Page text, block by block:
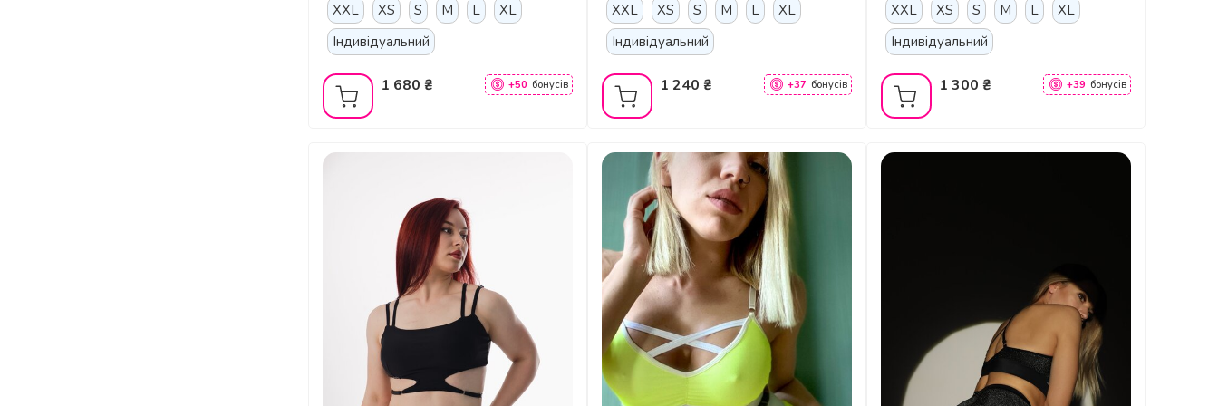
XXL XS S M L
XL
Індивідуальний
1 680 ₴ +50 бонусів
XXL XS S M L
XL
Індивідуальний
1 240 ₴ +37 бонусів
XXL XS S M L
XL
Індивідуальний
1 300 ₴ +39 бонусів